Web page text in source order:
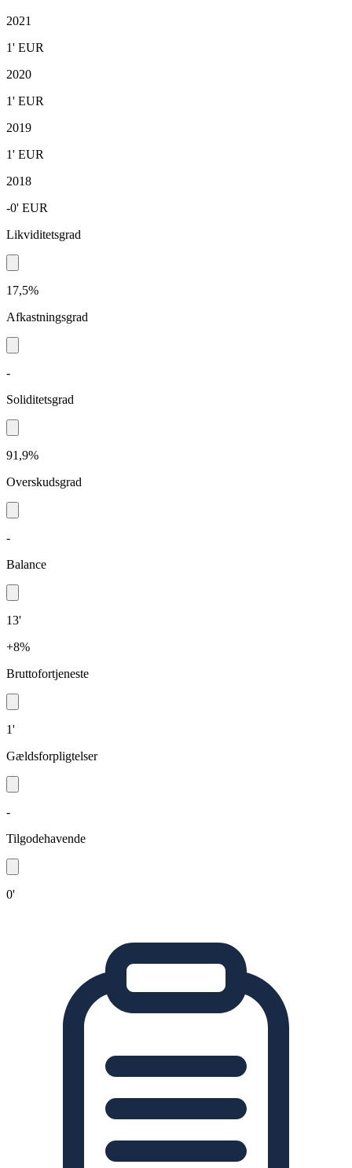
2021
1' EUR
2020
1' EUR
2019
1' EUR
2018
-0' EUR
Likviditetsgrad
17,5%
Afkastningsgrad
-
Soliditetsgrad
91,9%
Overskudsgrad
-
Balance
13'
+8%
Bruttofortjeneste
1'
Gældsforpligtelser
-
Tilgodehavende
0'